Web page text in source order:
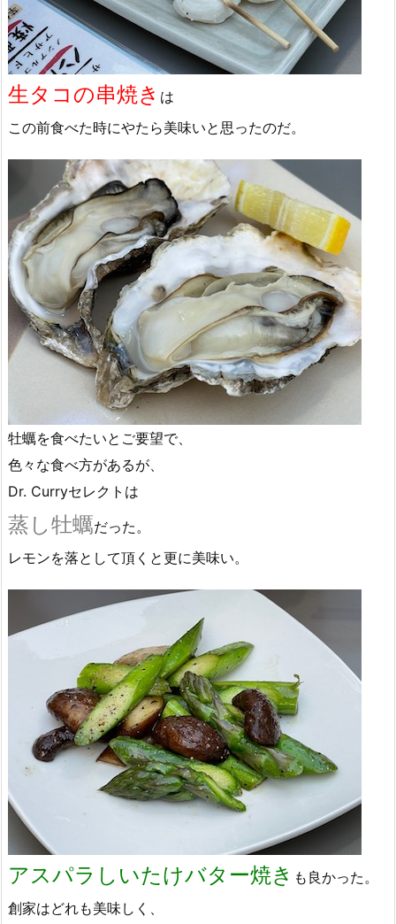
生タコの串焼き は
この前食べた時にやたら美味いと思ったのだ。
牡蠣を食べたいとご要望で、
色々な食べ方があるが、
Dr. Curryセレクトは
蒸し牡蠣だった。
レモンを落として頂くと更に美味い。
アスパラしいたけバター焼き も良かった。
創家はどれも美味しく、